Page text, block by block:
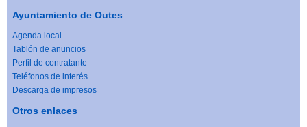
Ayuntamiento de Outes
Agenda local
Tablón de anuncios
Perfil de contratante
Teléfonos de interés
Descarga de impresos
Otros enlaces